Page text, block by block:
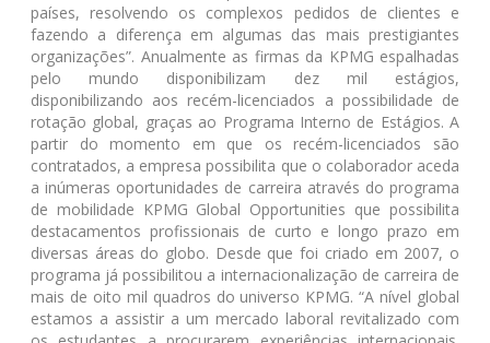
países, resolvendo os complexos pedidos de clientes e
fazendo a diferença em algumas das mais prestigiantes
organizações”. Anualmente as firmas da KPMG espalhadas
pelo mundo disponibilizam dez mil estágios,
disponibilizando aos recém-licenciados a possibilidade de
rotação global, graças ao Programa Interno de Estágios. A
partir do momento em que os recém-licenciados são
contratados, a empresa possibilita que o colaborador aceda
a inúmeras oportunidades de carreira através do programa
de mobilidade KPMG Global Opportunities que possibilita
destacamentos profissionais de curto e longo prazo em
diversas áreas do globo. Desde que foi criado em 2007, o
programa já possibilitou a internacionalização de carreira de
mais de oito mil quadros do universo KPMG. “A nível global
estamos a assistir a um mercado laboral revitalizado com